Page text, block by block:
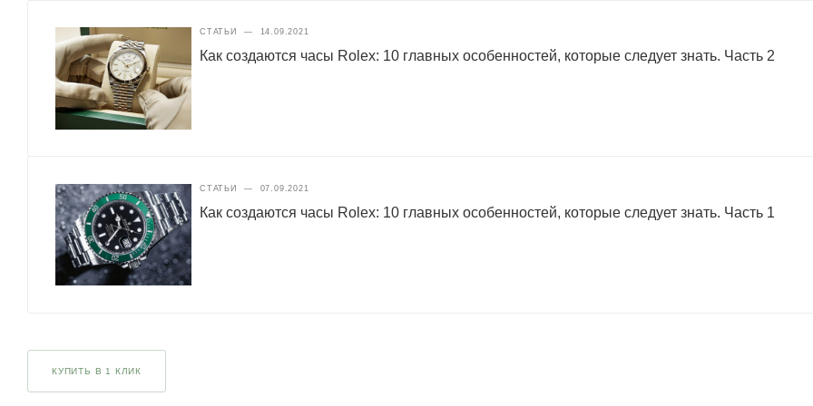
СТАТЬИ — 14.09.2021
Как создаются часы Rolex: 10 главных особенностей, которые следует знать. Часть 2
СТАТЬИ — 07.09.2021
Как создаются часы Rolex: 10 главных особенностей, которые следует знать. Часть 1
КУПИТЬ В 1 КЛИК